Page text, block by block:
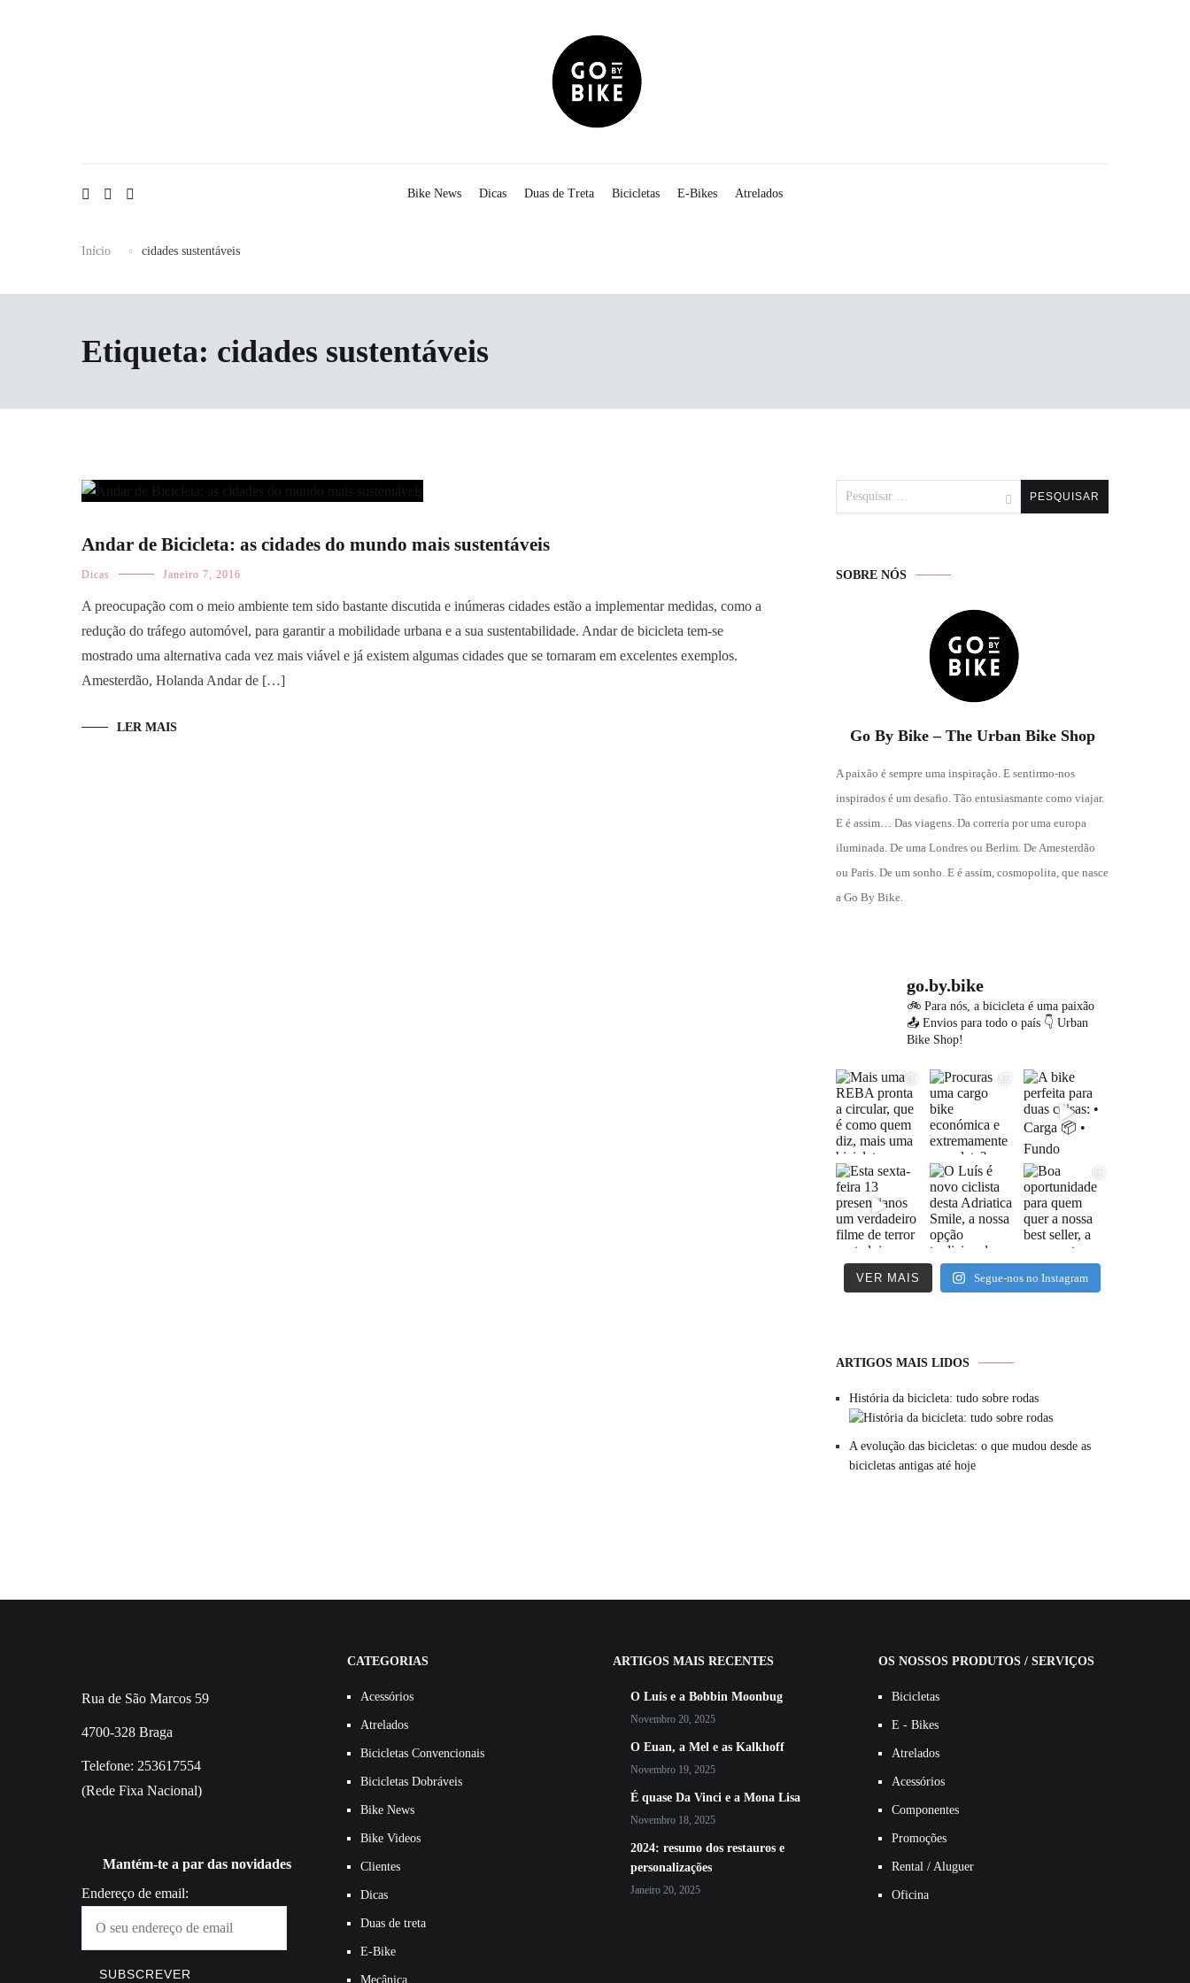
Bike News
Dicas Duas de Treta Bicicletas E-Bikes Atrelados
Início cidades sustentáveis
Etiqueta: cidades sustentáveis
Andar de Bicicleta: as cidades do mundo mais sustentáveis
Dicas Janeiro 7, 2016
A preocupação com o meio ambiente tem sido bastante discutida e inúmeras cidades estão a implementar medidas, como a
redução do tráfego automóvel, para garantir a mobilidade urbana e a sua sustentabilidade. Andar de bicicleta tem-se
mostrado uma alternativa cada vez mais viável e já existem algumas cidades que se tornaram em excelentes exemplos.
Amesterdão, Holanda Andar de […]
LER MAIS
por:
SOBRE NÓS
Go By Bike – The Urban Bike Shop
A paixão é sempre uma inspiração. E sentirmo-nos
inspirados é um desafio. Tão entusiasmante como viajar.
E é assim… Das viagens. Da correria por uma europa
iluminada. De uma Londres ou Berlim. De Amesterdão
ou Paris. De um sonho. E é assim, cosmopolita, que nasce
a Go By Bike.
go.by.bike
🚲 Para nós, a bicicleta é uma paixão
📤 Envios para todo o país 👇 Urban
Bike Shop!
VER MAIS Segue-nos no Instagram
ARTIGOS MAIS LIDOS
História da bicicleta: tudo sobre rodas
A evolução das bicicletas: o que mudou desde as
bicicletas antigas até hoje
Rua de São Marcos 59
4700-328 Braga
Telefone: 253617554
(Rede Fixa Nacional)
Mantém-te a par das novidades
Endereço de email:
CATEGORIAS
Acessórios
Atrelados
Bicicletas Convencionais
Bicicletas Dobráveis
Bike News
Bike Videos
Clientes
Dicas
Duas de treta
E-Bike
Mecânica
ARTIGOS MAIS RECENTES
O Luís e a Bobbin Moonbug
Novembro 20, 2025
O Euan, a Mel e as Kalkhoff
Novembro 19, 2025
É quase Da Vinci e a Mona Lisa
Novembro 18, 2025
2024: resumo dos restauros e
personalizações
Janeiro 20, 2025
OS NOSSOS PRODUTOS / SERVIÇOS
Bicicletas
E - Bikes
Atrelados
Acessórios
Componentes
Promoções
Rental / Aluguer
Oficina